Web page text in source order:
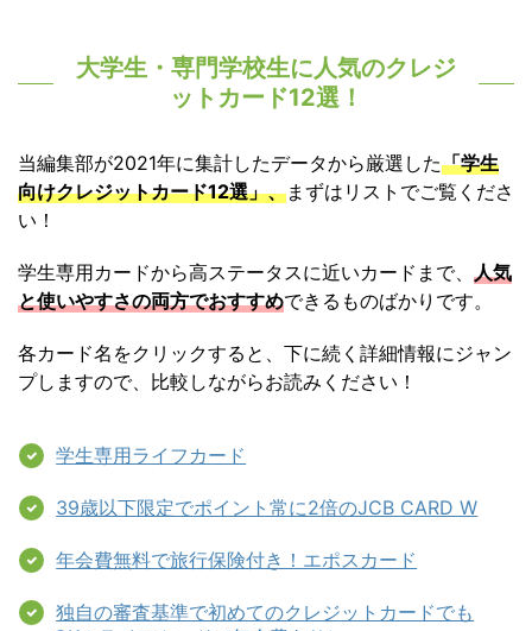
大学生・専門学校生に人気のクレジ
ットカード12選！
当編集部が2021年に集計したデータから厳選した「学生
向けクレジットカード12選」、まずはリストでご覧くださ
い！
学生専用カードから高ステータスに近いカードまで、 人気
と使いやすさの両方でおすすめできるものばかりです。
各カード名をクリックすると、下に続く詳細情報にジャン
プしますので、比較しながらお読みください！
学生専用ライフカード
39歳以下限定でポイント常に2倍のJCB CARD W
年会費無料で旅行保険付き！エポスカード
独自の審査基準で初めてのクレジットカードでも